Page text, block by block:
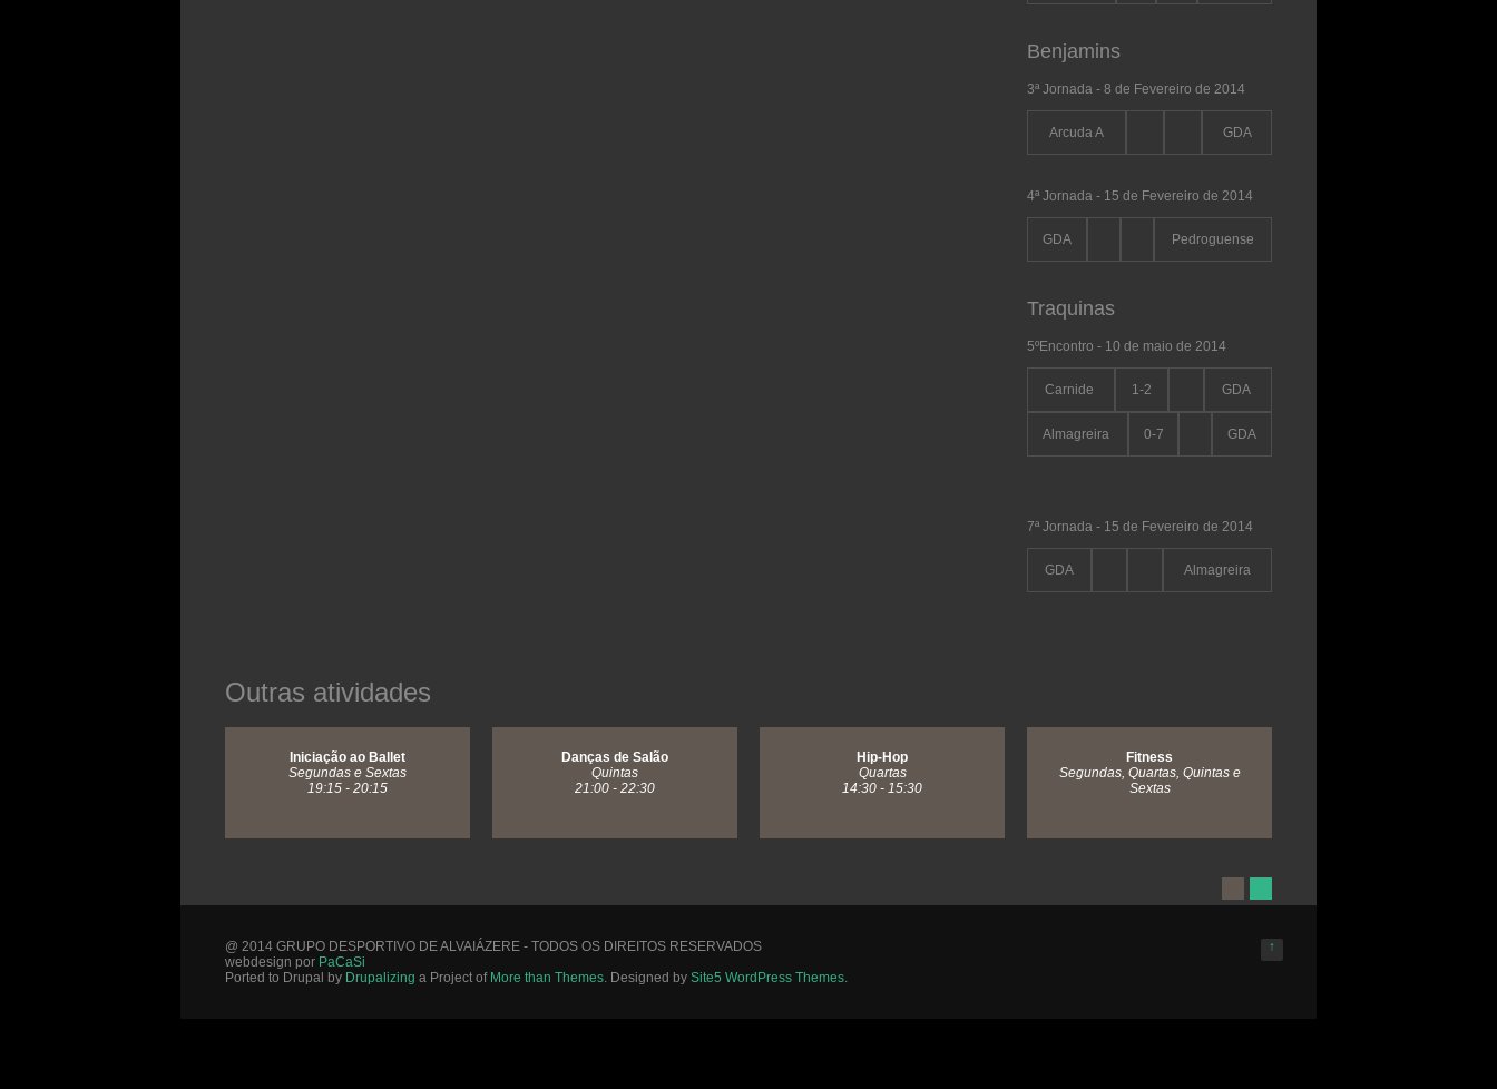
Benjamins
3ª Jornada - 8 de Fevereiro de 2014
Arcuda A GDA
4ª Jornada - 15 de Fevereiro de 2014
GDA Pedroguense
Traquinas
5ºEncontro - 10 de maio de 2014
Carnide 1-2 GDA
Almagreira 0-7 GDA
7ª Jornada - 15 de Fevereiro de 2014
GDA Almagreira
Outras atividades
Iniciação ao Ballet
Segundas e Sextas
19:15 - 20:15
Danças de Salão
Quintas
21:00 - 22:30
Hip-Hop
Quartas
14:30 - 15:30
Fitness
Segundas, Quartas, Quintas e
Sextas
↑
@ 2014 GRUPO DESPORTIVO DE ALVAIÁZERE - TODOS OS DIREITOS RESERVADOS
webdesign por PaCaSi
Ported to Drupal by Drupalizing a Project of More than Themes. Designed by Site5 WordPress Themes.